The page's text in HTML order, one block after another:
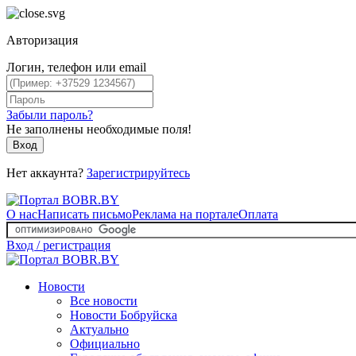
Авторизация
Логин, телефон или email
Забыли пароль?
Не заполнены необходимые поля!
Вход
Нет аккаунта? Зарегистрируйтесь
О насНаписать письмоРеклама на порталеОплата
Вход / регистрация
Новости
Все новости
Новости Бобруйска
Актуально
Официально